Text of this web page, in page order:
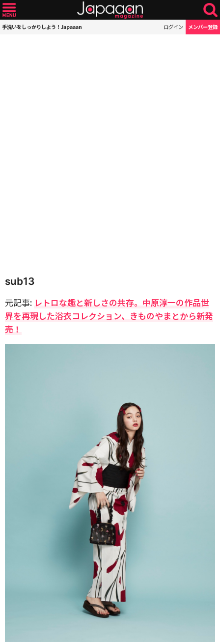
手洗いをしっかりしよう！Japaaan ログイン メンバー登録
sub13
元記事: レトロな趣と新しさの共存。中原淳一の作品世
界を再現した浴衣コレクション、きものやまとから新発
売！